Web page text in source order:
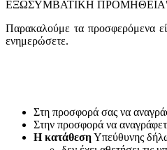
ΕΞΩΣΥΜΒΑΤΙΚΗ ΠΡΟΜΗΘΕΙΑ" και
Παρακαλούμε τα προσφερόμενα
ενημερώσετε.
Στη προσφορά σας να
Στην προσφορά να
Η κατάθεσηΥπεύθυνης